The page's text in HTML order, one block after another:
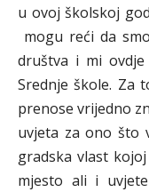
u ovoj školskoj
mogu reći da
društva i mi
Srednje škole. Za
prenose vrijedno
uvjeta za ono što
gradska vlast
mjesto ali i